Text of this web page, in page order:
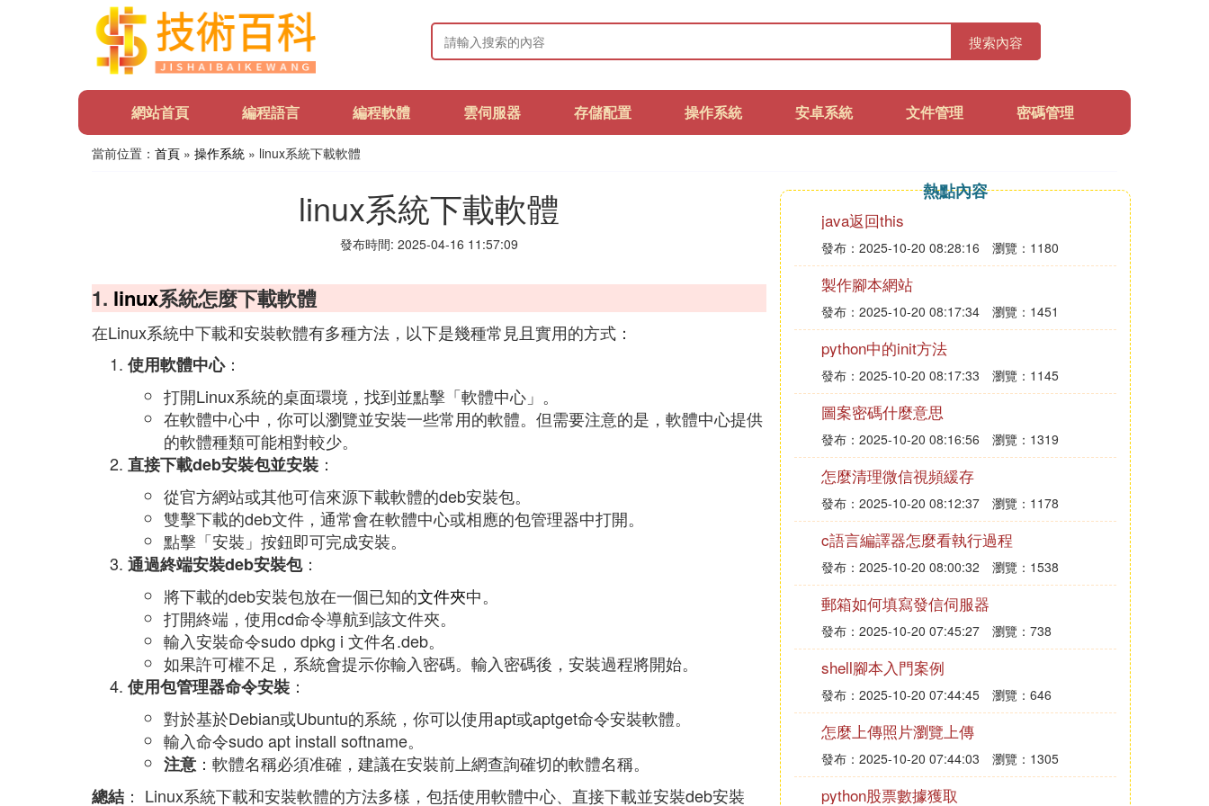
搜索內容
網站首頁 編程語言 編程軟體 雲伺服器 存儲配置 操作系統 安卓系統 文件管理 密碼管理
當前位置： 首頁 » 操作系統 » linux系統下載軟體
linux系統下載軟體
發布時間: 2025-04-16 11:57:09
1. linux系統怎麼下載軟體
在Linux系統中下載和安裝軟體有多種方法，以下是幾種常見且實用的方式：
使用軟體中心：
打開Linux系統的桌面環境，找到並點擊「軟體中心」。
在軟體中心中，你可以瀏覽並安裝一些常用的軟體。但需要注意的是，軟體中心提供
的軟體種類可能相對較少。
直接下載deb安裝包並安裝 ：
從官方網站或其他可信來源下載軟體的deb安裝包。
雙擊下載的deb文件，通常會在軟體中心或相應的包管理器中打開。
點擊「安裝」按鈕即可完成安裝。
通過終端安裝deb安裝包：
將下載的deb安裝包放在一個已知的文件夾中。
打開終端，使用cd命令導航到該文件夾。
輸入安裝命令sudo dpkg i 文件名.deb。
如果許可權不足，系統會提示你輸入密碼。輸入密碼後，安裝過程將開始。
使用包管理器命令安裝 ：
對於基於Debian或Ubuntu的系統，你可以使用apt或aptget命令安裝軟體。
輸入命令sudo apt install softname。
注意 ：軟體名稱必須准確，建議在安裝前上網查詢確切的軟體名稱。
總結 ： Linux系統下載和安裝軟體的方法多樣，包括使用軟體中心、直接下載並安裝deb安裝
熱點內容
java返回this
發布：2025-10-20 08:28:16 瀏覽：1180
製作腳本網站
發布：2025-10-20 08:17:34 瀏覽：1451
python中的init方法
發布：2025-10-20 08:17:33 瀏覽：1145
圖案密碼什麼意思
發布：2025-10-20 08:16:56 瀏覽：1319
怎麼清理微信視頻緩存
發布：2025-10-20 08:12:37 瀏覽：1178
c語言編譯器怎麼看執行過程
發布：2025-10-20 08:00:32 瀏覽：1538
郵箱如何填寫發信伺服器
發布：2025-10-20 07:45:27 瀏覽：738
shell腳本入門案例
發布：2025-10-20 07:44:45 瀏覽：646
怎麼上傳照片瀏覽上傳
發布：2025-10-20 07:44:03 瀏覽：1305
python股票數據獲取